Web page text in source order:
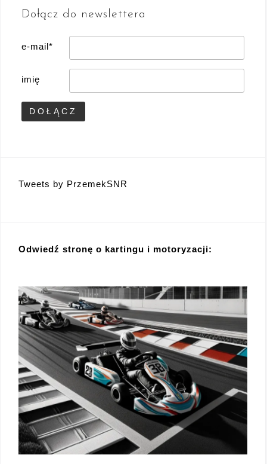
Dołącz do newslettera
e-mail*
imię
Tweets by PrzemekSNR
Odwiedź stronę o kartingu i motoryzacji: